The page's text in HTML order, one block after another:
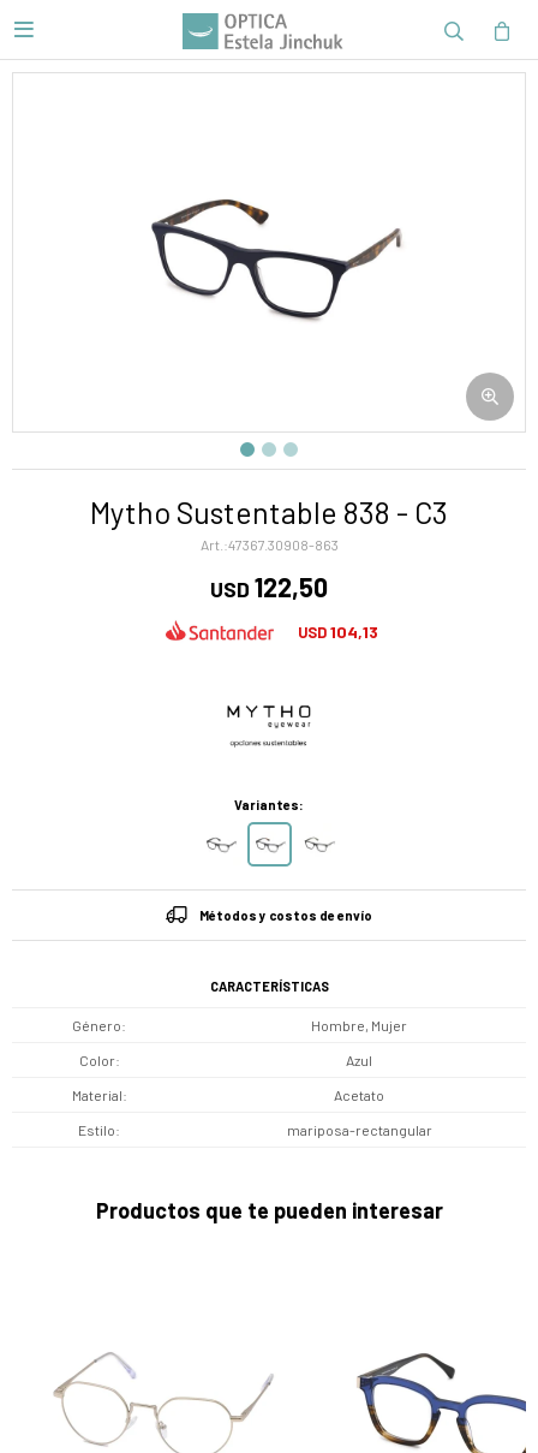

Mytho Sustentable 838 - C3
47367.30908-863
USD 122,50
USD104,13
Variantes:
Métodos y costos de envío
CARACTERÍSTICAS
Género Hombre, Mujer
Color Azul
Material Acetato
Estilo mariposa-rectangular
Productos que te pueden interesar